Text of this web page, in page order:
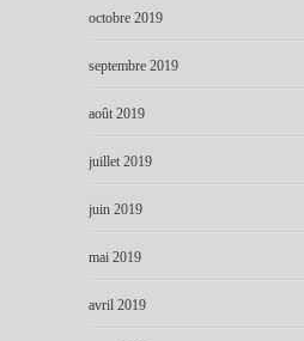
octobre 2019
septembre 2019
août 2019
juillet 2019
juin 2019
mai 2019
avril 2019